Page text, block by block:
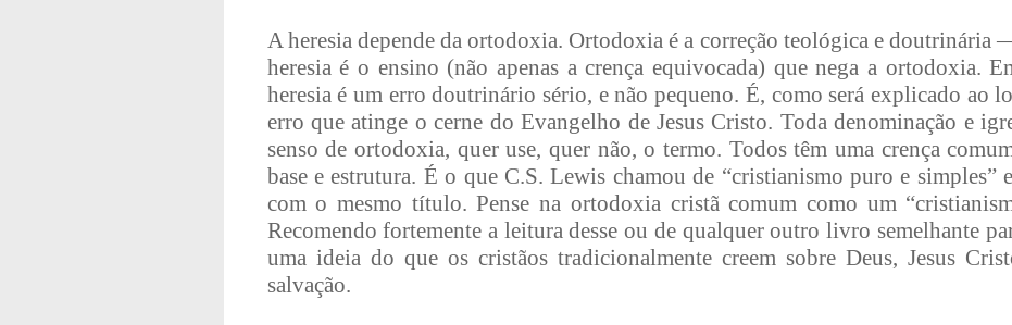
A heresia depende da ortodoxia. Ortodoxia é a correção teológica e doutrinária
heresia é o ensino (não apenas a crença equivocada) que nega a ortodoxia.
heresia é um erro doutrinário sério, e não pequeno. É, como será explicado ao
erro que atinge o cerne do Evangelho de Jesus Cristo. Toda denominação e
senso de ortodoxia, quer use, quer não, o termo. Todos têm uma crença
base e estrutura. É o que C.S. Lewis chamou de “cristianismo puro e simples”
com o mesmo título. Pense na ortodoxia cristã comum como um
Recomendo fortemente a leitura desse ou de qualquer outro livro semelhante
uma ideia do que os cristãos tradicionalmente creem sobre Deus, Jesus
salvação.